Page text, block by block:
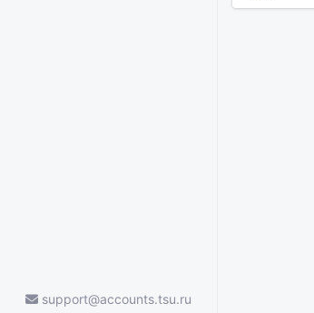
support@accounts.tsu.ru